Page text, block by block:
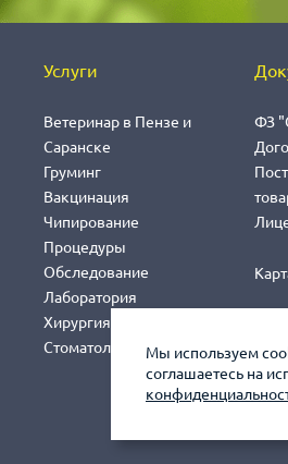
Мы используем
соглашаетесь на
Услуги
Ветеринар в Пензе и
Саранске
Груминг
Вакцинация
Чипирование
Процедуры
Обследование
Лаборатория
Хирургия
Стоматология
ФЗ